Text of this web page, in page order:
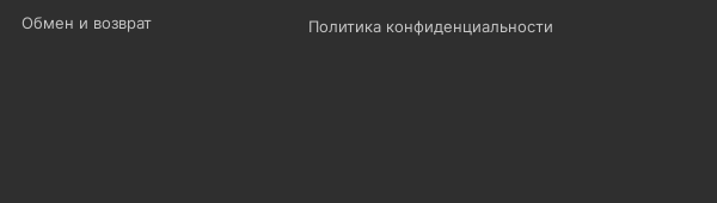
Обмен и возврат
Политика конфиденциальности